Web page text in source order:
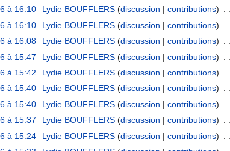
à 16:10 Lydie BOUFFLERS discussion contributions
à 16:10 Lydie BOUFFLERS discussion contributions
à 16:08 Lydie BOUFFLERS discussion contributions
à 15:47 Lydie BOUFFLERS discussion contributions
à 15:42 Lydie BOUFFLERS discussion contributions
à 15:40 Lydie BOUFFLERS discussion contributions
à 15:40 Lydie BOUFFLERS discussion contributions
à 15:37 Lydie BOUFFLERS discussion contributions
à 15:24 Lydie BOUFFLERS discussion contributions